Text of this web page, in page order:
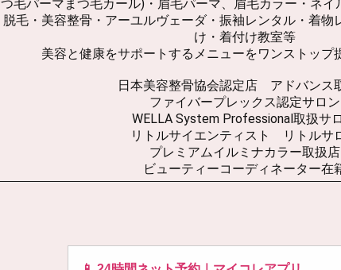
つ毛パーマまつ毛カール)・眉毛パーマ、眉毛カラー・ネ
脱毛・美容整骨・アーユルヴェーダ・振袖レンタル・着物
け・着付け教室等
美容と健康をサポートするメニューをワンストップ
日本美容整骨協会認定店 アドバンス
ファイバープレックス認定サロン
WELLA System Professional取扱サ
リトルサイエンティスト リトルサ
プレミアムイルミナカラー取扱店
ビューティーコーディネーター在